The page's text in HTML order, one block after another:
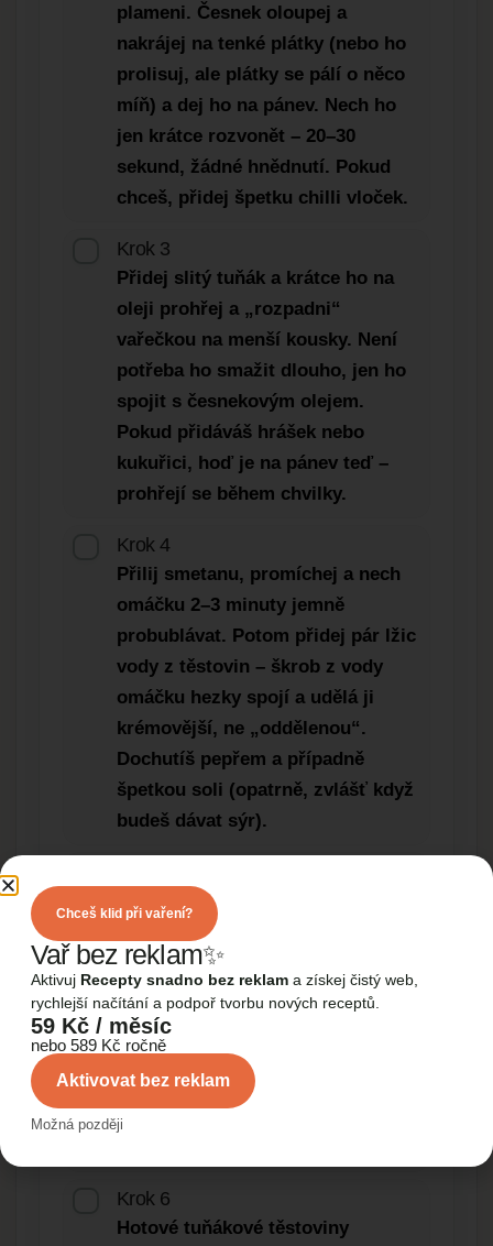
plameni. Česnek oloupej a
nakrájej na tenké plátky (nebo ho
prolisuj, ale plátky se pálí o něco
míň) a dej ho na pánev. Nech ho
jen krátce rozvonět – 20–30
sekund, žádné hnědnutí. Pokud
chceš, přidej špetku chilli vloček.
Krok 3
Přidej slitý tuňák a krátce ho na
oleji prohřej a „rozpadni“
vařečkou na menší kousky. Není
potřeba ho smažit dlouho, jen ho
spojit s česnekovým olejem.
Pokud přidáváš hrášek nebo
kukuřici, hoď je na pánev teď –
prohřejí se během chvilky.
Krok 4
Přilij smetanu, promíchej a nech
omáčku 2–3 minuty jemně
probublávat. Potom přidej pár lžic
vody z těstovin – škrob z vody
omáčku hezky spojí a udělá ji
krémovější, ne „oddělenou“.
Dochutíš pepřem a případně
špetkou soli (opatrně, zvlášť když
budeš dávat sýr).
Uvařené těstoviny slij a rovnou je
přidej do pánve k omáčce.
Promíchej tak, aby se omáčka
dostala všude. Pokud je směs moc
hustá, přidej ještě trochu vody z
těstovin. Pokud chceš sýrovější
chuť, vmíchej část nastrouhaného
sýra přímo do omáčky, zbytek dej
Krok 6
Hotové tuňákové těstoviny
Chceš klid při vaření?
Vař bez reklam✨
Aktivuj Recepty snadno bez reklam a získej čistý web,
rychlejší načítání a podpoř tvorbu nových receptů.
59 Kč / měsíc
nebo 589 Kč ročně
Aktivovat bez reklam
Možná později